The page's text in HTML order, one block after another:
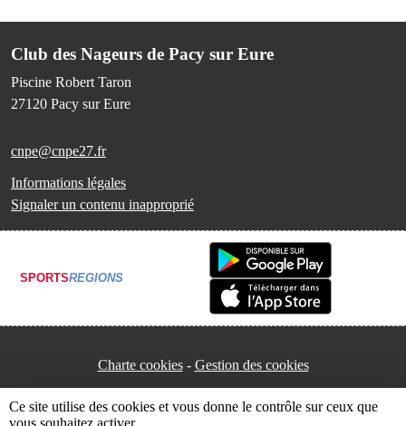
Club des Nageurs de Pacy sur Eure
Piscine Robert Taron
27120 Pacy sur Eure
cnpe@cnpe27.fr
Informations légales
Signaler un contenu inapproprié
SPORTSREGIONS
Charte cookies Gestion des cookies
Ce site utilise des cookies et vous donne le contrôle sur ceux que
vous souhaitez activer